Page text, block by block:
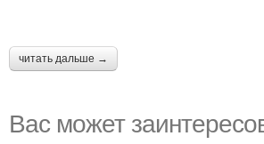
читать дальше →
Вас может